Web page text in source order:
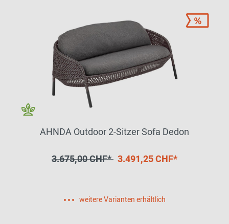
AHNDA Outdoor 2-Sitzer Sofa Dedon
3.675,00 CHF* 3.491,25 CHF*
weitere Varianten erhältlich